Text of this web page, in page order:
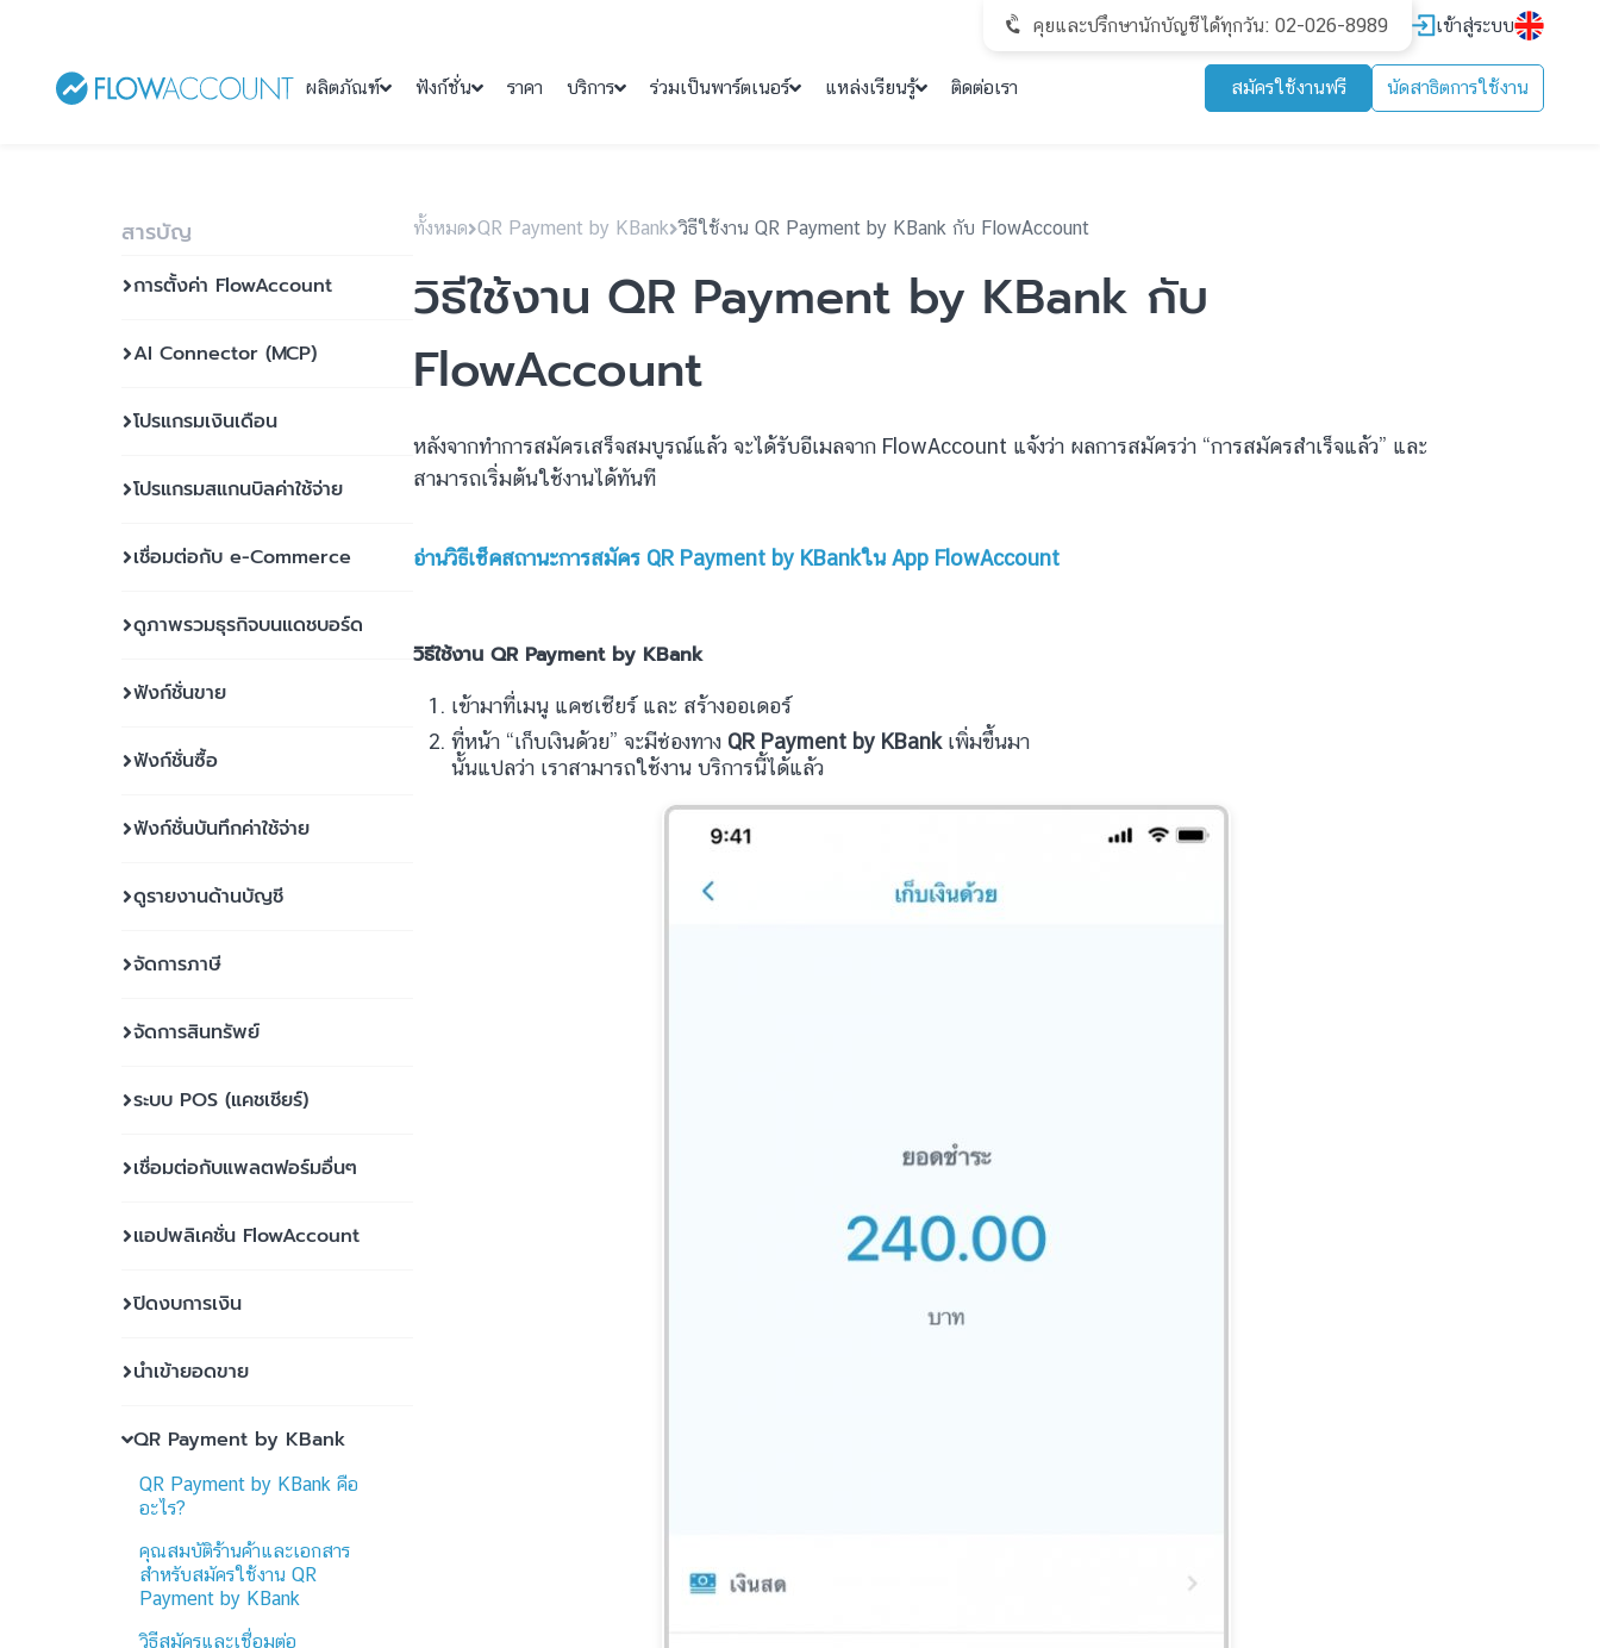
คุยและปรึกษานักบัญชีได้ทุกวัน: 02-026-8989 เข้าสู่ระบบ
ผลิตภัณฑ์ ฟังก์ชั่น ราคา บริการ ร่วมเป็นพาร์ตเนอร์ แหล่งเรียนรู้ ติดต่อเรา สมัครใช้งานฟรี นัดสาธิตการใช้งาน
สารบัญ
การตั้งค่า FlowAccount
AI Connector (MCP)
โปรแกรมเงินเดือน
โปรแกรมสแกนบิลค่าใช้จ่าย
เชื่อมต่อกับ e-Commerce
ดูภาพรวมธุรกิจบนแดชบอร์ด
ฟังก์ชั่นขาย
ฟังก์ชั่นซื้อ
ฟังก์ชั่นบันทึกค่าใช้จ่าย
ดูรายงานด้านบัญชี
จัดการภาษี
จัดการสินทรัพย์
ระบบ POS (แคชเชียร์)
เชื่อมต่อกับแพลตฟอร์มอื่นๆ
แอปพลิเคชั่น FlowAccount
ปิดงบการเงิน
นำเข้ายอดขาย
QR Payment by KBank
QR Payment by KBank คือ
อะไร?
คุณสมบัติร้านค้าและเอกสาร
สำหรับสมัครใช้งาน QR
Payment by KBank
วิธีสมัครและเชื่อมต่อ
ทั้งหมด QR Payment by KBank วิธีใช้งาน QR Payment by KBank กับ FlowAccount
วิธีใช้งาน QR Payment by KBank กับ
FlowAccount
หลังจากทำการสมัครเสร็จสมบูรณ์แล้ว จะได้รับอีเมลจาก FlowAccount แจ้งว่า ผลการสมัครว่า “การสมัครสำเร็จแล้ว” และ
สามารถเริ่มต้นใช้งานได้ทันที
อ่านวิธีเช็คสถานะการสมัคร QR Payment by KBankใน App FlowAccount
วิธีใช้งาน QR Payment by KBank
เข้ามาที่เมนู แคชเชียร์ และ สร้างออเดอร์
ที่หน้า “เก็บเงินด้วย” จะมีช่องทาง QR Payment by KBank เพิ่มขึ้นมา
นั้นแปลว่า เราสามารถใช้งาน บริการนี้ได้แล้ว